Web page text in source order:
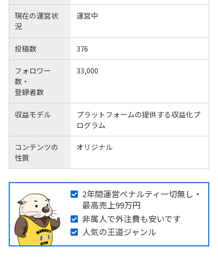
現在の運営状
況
運営中
投稿数 376
フォロワー
数・
登録者数
33,000
収益モデル
プラットフォームの提供する収益化プ
ログラム
コンテンツの
性質
オリジナル
2年間運営ペナルティ一切無し・
最高売上99万円
非属人で外注費も安いです
人気の王道ジャンル